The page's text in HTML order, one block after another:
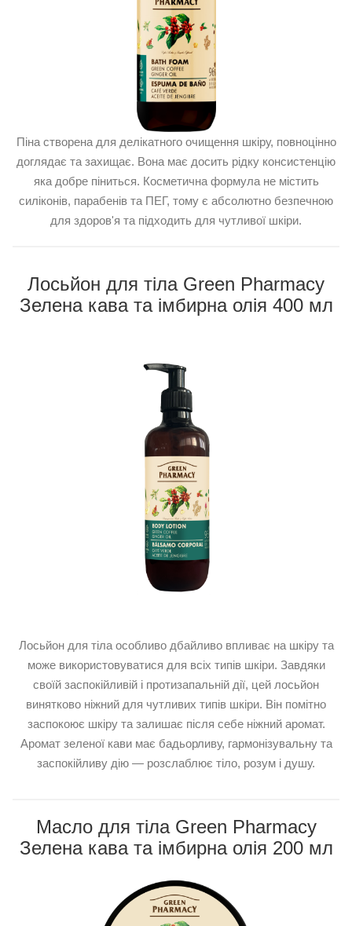
Піна створена для делікатного очищення шкіру, повноцінно
доглядає та захищає. Вона має досить рідку консистенцію
яка добре піниться. Косметична формула не містить
силіконів, парабенів та ПЕГ, тому є абсолютно безпечною
для здоров'я та підходить для чутливої ​​шкіри.
Лосьйон для тіла Green Pharmacy
Зелена кава та імбирна олія 400 мл
Лосьйон для тіла особливо дбайливо впливає на шкіру та
може використовуватися для всіх типів шкіри. Завдяки
своїй заспокійливій і протизапальній дії, цей лосьйон
винятково ніжний для чутливих типів шкіри. Він помітно
заспокоює шкіру та залишає після себе ніжний аромат.
Аромат зеленої кави має бадьорливу, гармонізувальну та
заспокійливу дію — розслаблює тіло, розум і душу.
Масло для тіла Green Pharmacy
Зелена кава та імбирна олія 200 мл